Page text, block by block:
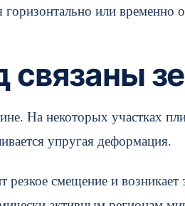
или временно
связаны
На некоторых участках
упругая деформация.
резкое смещение и